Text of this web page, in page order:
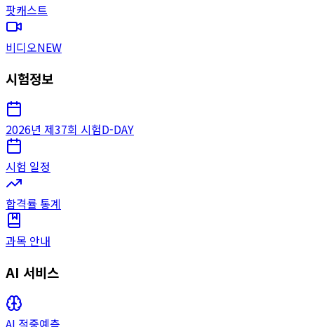
팟캐스트
비디오NEW
시험정보
2026년 제37회 시험D-DAY
시험 일정
합격률 통계
과목 안내
AI 서비스
AI 적중예측